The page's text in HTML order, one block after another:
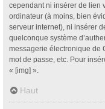
cependant ni insérer de lien
ordinateur (à moins, bien
serveur internet), ni insérer
quelconque système
messagerie électronique de
mot de passe, etc. Pour
« [img] ».
Haut